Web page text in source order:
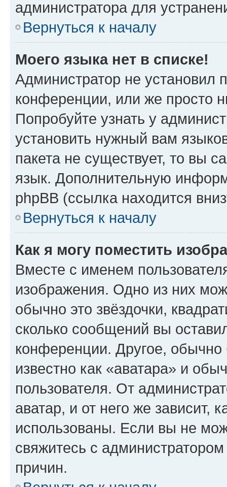
администратора для
Вернуться к началу
Моего языка нет в списке!
Администратор не установил
конференции, или же просто
Попробуйте узнать у
установить нужный вам
пакета не существует, то вы
язык. Дополнительную
phpBB (ссылка находится
Вернуться к началу
Как я могу поместить
Вместе с именем
изображения. Одно из них
обычно это звёздочки,
сколько сообщений вы
конференции. Другое,
известно как «аватара» и
пользователя. От
аватар, и от него же зависит,
использованы. Если вы не
свяжитесь с
причин.